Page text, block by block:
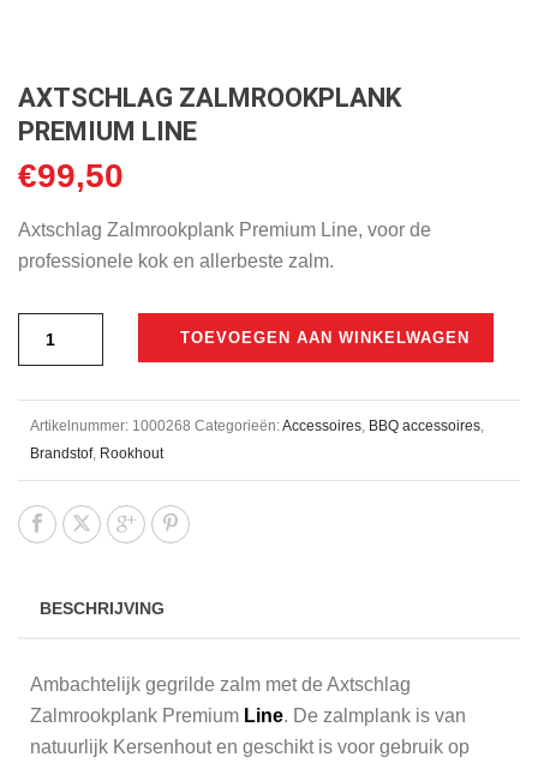
AXTSCHLAG ZALMROOKPLANK
PREMIUM LINE
€99,50
Axtschlag Zalmrookplank Premium Line, voor de
professionele kok en allerbeste zalm.
TOEVOEGEN AAN WINKELWAGEN
Artikelnummer: 1000268 Categorieën:Accessoires, BBQ accessoires,
Brandstof, Rookhout
BESCHRIJVING
Ambachtelijk gegrilde zalm met de Axtschlag
Zalmrookplank Premium Line. De zalmplank is van
natuurlijk Kersenhout en geschikt is voor gebruik op